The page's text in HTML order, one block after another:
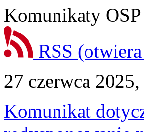
Komunikaty OSP
RSS
27 czerwca
Komunikat